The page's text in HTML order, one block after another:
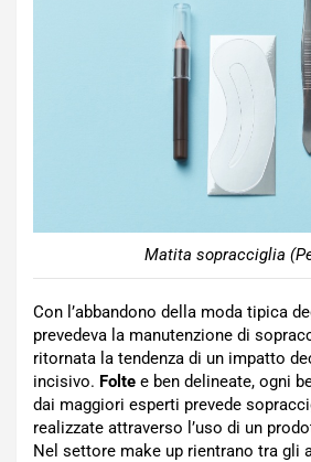
Matita sopracciglia
Con l’abbandono della moda tipica
prevedeva la manutenzione di
ritornata la tendenza di un impatto
incisivo. Folte e ben delineate, ogni
dai maggiori esperti prevede
realizzate attraverso l’uso di un
Nel settore make up rientrano tra gli